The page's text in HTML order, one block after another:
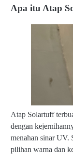
Apa itu Atap
Atap Solartuff
dengan
menahan sinar UV.
pilihan warna dan